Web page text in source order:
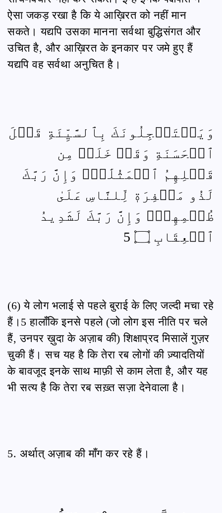
ऐसा जकड़ रखा है कि ये आख़िरत को नहीं मान
सकते। यद्यपि उसका मानना सर्वथा बुद्धिसंगत और
उचित है, और आख़िरत के इनकार पर जमे हुए हैं
यद्यपि वह सर्वथा अनुचित है।
وَيَسۡتَعۡجِلُونَكَ بِٱلسَّيِّئَةِ قَبۡلَ
ٱلۡحَسَنَةِ وَقَدۡ خَلَتۡ مِن
قَبۡلِهِمُ ٱلۡمَثُلَٰتُۗ وَإِنَّ رَبَّكَ
لَذُو مَغۡفِرَةٖ لِّلنَّاسِ عَلَىٰ
ظُلۡمِهِمۡۖ وَإِنَّ رَبَّكَ لَشَدِيدُ
ٱلۡعِقَابِ ۝ 5
(6) ये लोग भलाई से पहले बुराई के लिए जल्दी मचा रहे
हैं।5 हालाँकि इनसे पहले (जो लोग इस नीति पर चले
हैं, उनपर ख़ुदा के अज़ाब की) शिक्षाप्रद मिसालें गुज़र
चुकी हैं। सच यह है कि तेरा रब लोगों की ज़्यादतियों
के बावजूद इनके साथ माफ़ी से काम लेता है, और यह
भी सत्य है कि तेरा रब सख़्त सज़ा देनेवाला है।
5. अर्थात् अज़ाब की माँग कर रहे हैं।